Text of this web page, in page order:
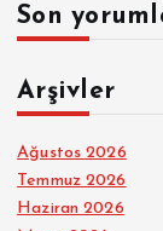
Son
Arşivler
Ağustos 2026
Temmuz 2026
Haziran 2026